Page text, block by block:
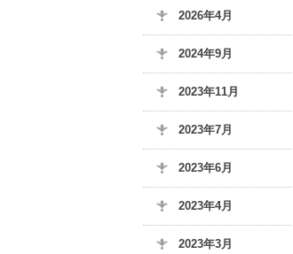
2026年4月
2024年9月
2023年11月
2023年7月
2023年6月
2023年4月
2023年3月